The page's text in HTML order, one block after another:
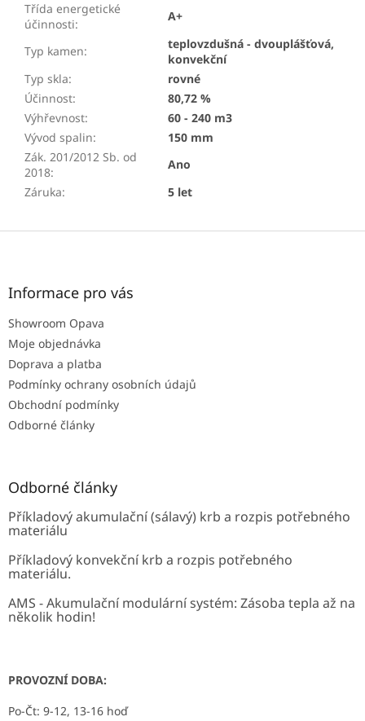
Třída energetické
účinnosti:
A+
Typ kamen:
teplovzdušná - dvouplášťová,
konvekční
Typ skla:
rovné
Účinnost:
80,72 %
Výhřevnost:
60 - 240 m3
Vývod spalin:
150 mm
Zák. 201/2012 Sb. od
2018:
Ano
Záruka: 5 let
Z
Informace pro vás
Showroom Opava
Moje objednávka
Doprava a platba
Podmínky ochrany osobních údajů
Obchodní podmínky
Odborné články
Odborné články
Příkladový akumulační (sálavý) krb a rozpis potřebného
materiálu
Příkladový konvekční krb a rozpis potřebného
materiálu.
AMS - Akumulační modulární systém: Zásoba tepla až na
několik hodin!
PROVOZNÍ DOBA:
Po-Čt: 9-12, 13-16 hoď